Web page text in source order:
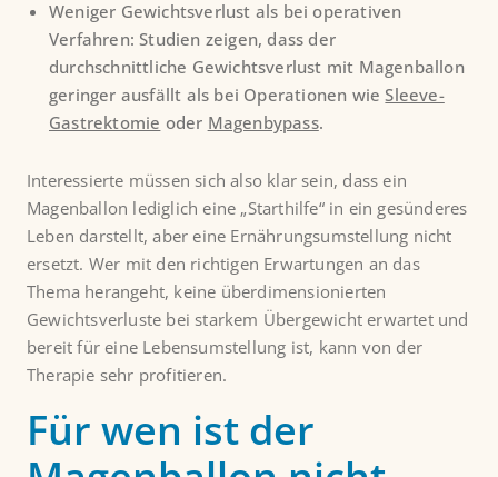
Weniger Gewichtsverlust als bei operativen
Verfahren: Studien zeigen, dass der
durchschnittliche Gewichtsverlust mit Magenballon
geringer ausfällt als bei Operationen wieSleeve-
Gastrektomie oder Magenbypass.
Interessierte müssen sich also klar sein, dass ein
Magenballon lediglich eine „Starthilfe“ in ein gesünderes
Leben darstellt, aber eine Ernährungsumstellung nicht
ersetzt. Wer mit den richtigen Erwartungen an das
Thema herangeht, keine überdimensionierten
Gewichtsverluste bei starkem Übergewicht erwartet und
bereit für eine Lebensumstellung ist, kann von der
Therapie sehr profitieren.
Für wen ist der